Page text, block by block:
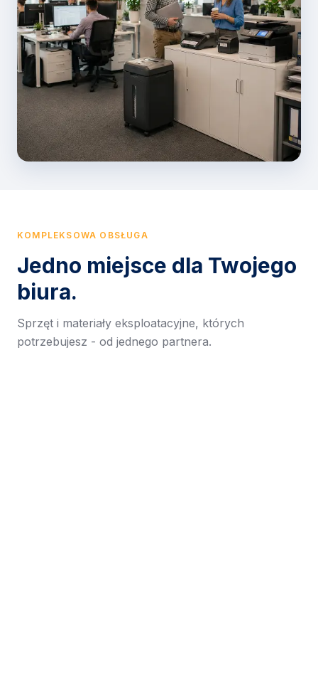
KOMPLEKSOWA OBSŁUGA
Jedno miejsce dla Twojego
biura.
Sprzęt i materiały eksploatacyjne, których
potrzebujesz - od jednego partnera.